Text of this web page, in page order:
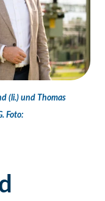
(li.) und Thomas
Foto: